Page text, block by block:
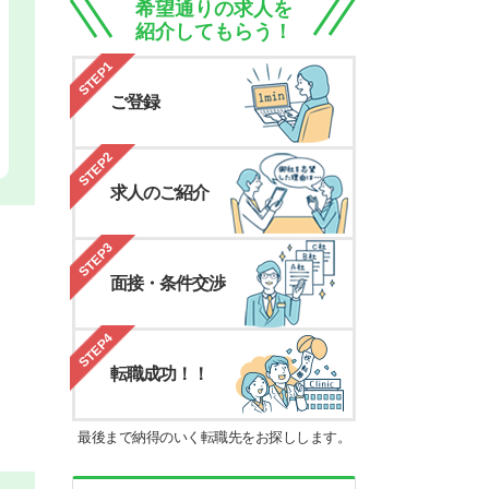
希望通りの求人を
紹介してもらう！
STEP1
ご登録
STEP2
求人のご紹介
STEP3
面接・条件交渉
STEP4
転職成功！！
最後まで納得のいく転職先をお探しします。